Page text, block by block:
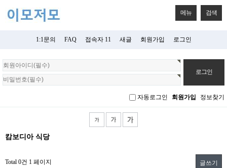
메뉴 검색
1:1문의 FAQ 접속자 11 새글 회원가입 로그인
회
원
로
자동로그인 회원가입 정보찾기
캄보디아 식당
Total 0건 1 페이지 글쓰기